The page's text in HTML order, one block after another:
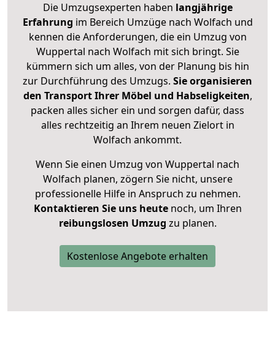
Die Umzugsexperten haben langjährige
Erfahrung im Bereich Umzüge nach Wolfach und
kennen die Anforderungen, die ein Umzug von
Wuppertal nach Wolfach mit sich bringt. Sie
kümmern sich um alles, von der Planung bis hin
zur Durchführung des Umzugs. Sie organisieren
den Transport Ihrer Möbel und Habseligkeiten,
packen alles sicher ein und sorgen dafür, dass
alles rechtzeitig an Ihrem neuen Zielort in
Wolfach ankommt.
Wenn Sie einen Umzug von Wuppertal nach
Wolfach planen, zögern Sie nicht, unsere
professionelle Hilfe in Anspruch zu nehmen.
Kontaktieren Sie uns heutenoch, um Ihren
reibungslosen Umzug zu planen.
Kostenlose Angebote erhalten